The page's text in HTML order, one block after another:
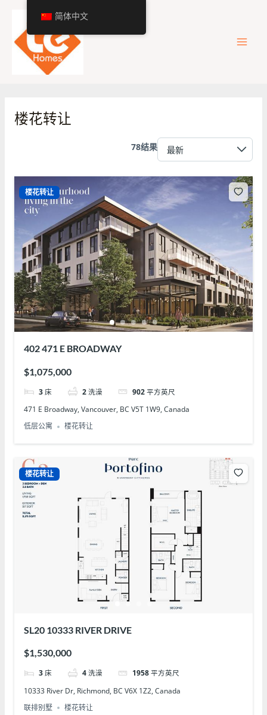
菜
楼花转让
78结果
楼花转让
402 471 E BROADWAY
$1,075,000
3 床 2 洗澡 902 平方英尺
471 E Broadway, Vancouver, BC V5T 1W9, Canada
低层公寓
楼花转让
楼花转让
SL20 10333 RIVER DRIVE
$1,530,000
3 床 4 洗澡 1958 平方英尺
10333 River Dr, Richmond, BC V6X 1Z2, Canada
联排别墅
楼花转让
简体中文